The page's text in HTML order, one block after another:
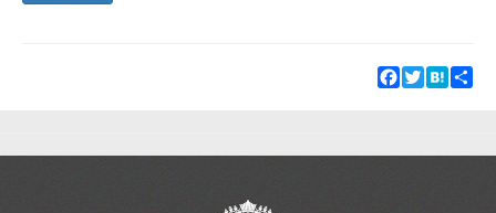
Facebook
TwitterHatena